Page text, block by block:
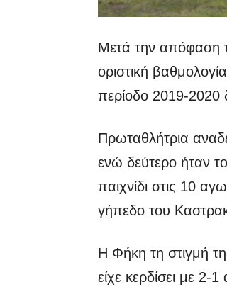
Μετά την απόφαση
οριστική
περίοδο 2019-2020
Πρωταθλήτρια
ενώ δεύτερο ήταν
παιχνίδι στις 10
γήπεδο του
Η Φήκη τη στιγμή
είχε κερδίσει με 2-